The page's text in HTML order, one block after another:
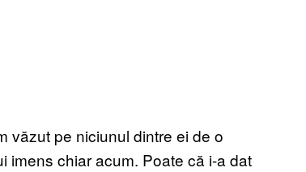
văzut pe niciunul dintre ei de o
imens chiar acum. Poate că i-a dat